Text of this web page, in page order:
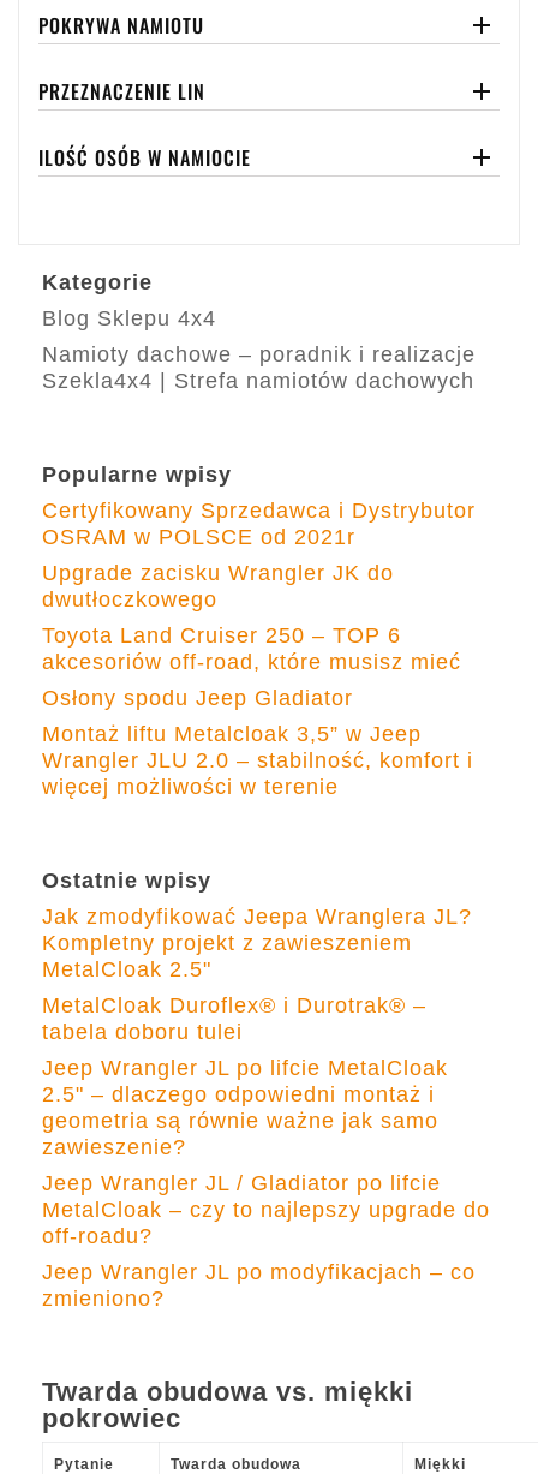
POKRYWA NAMIOTU 
PRZEZNACZENIE LIN 
ILOŚĆ OSÓB W NAMIOCIE 
Kategorie
Blog Sklepu 4x4
Namioty dachowe – poradnik i realizacje
Szekla4x4 | Strefa namiotów dachowych
Popularne wpisy
Certyfikowany Sprzedawca i Dystrybutor
OSRAM w POLSCE od 2021r
Upgrade zacisku Wrangler JK do
dwutłoczkowego
Toyota Land Cruiser 250 – TOP 6
akcesoriów off-road, które musisz mieć
Osłony spodu Jeep Gladiator
Montaż liftu Metalcloak 3,5” w Jeep
Wrangler JLU 2.0 – stabilność, komfort i
więcej możliwości w terenie
Ostatnie wpisy
Jak zmodyfikować Jeepa Wranglera JL?
Kompletny projekt z zawieszeniem
MetalCloak 2.5"
MetalCloak Duroflex® i Durotrak® –
tabela doboru tulei
Jeep Wrangler JL po lifcie MetalCloak
2.5" – dlaczego odpowiedni montaż i
geometria są równie ważne jak samo
zawieszenie?
Jeep Wrangler JL / Gladiator po lifcie
MetalCloak – czy to najlepszy upgrade do
off-roadu?
Jeep Wrangler JL po modyfikacjach – co
zmieniono?
Twarda obudowa vs. miękki
pokrowiec
Pytanie Twarda obudowa
Miękki